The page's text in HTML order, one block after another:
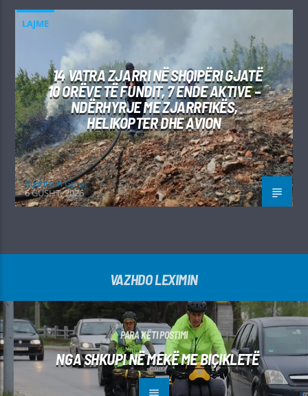
LAJME
14 VATRA ZJARRI NË SHQIPËRI GJATË
10 ORËVE TË FUNDIT, 7 ENDE AKTIVE –
NDËRHYRJE ME ZJARRFIKËS,
HELIKOPTER DHE AVION
Kushtrim Guraj
6 GUSHT, 2026
VAZHDO LEXIMIN
PARA KËTI POSTIMI
NGA SHKUPI NË MEKË ME BIÇIKLETË